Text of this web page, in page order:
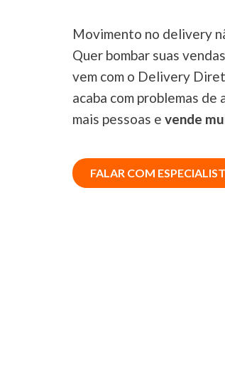
Movimento no delivery
Quer bombar suas
vem com o Delivery
acaba com problemas
mais pessoas e vende
FALAR COM